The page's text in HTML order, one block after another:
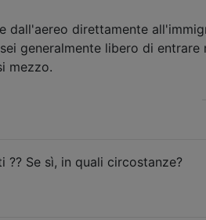
dall'aereo direttamente
generalmente libero di entrare
mezzo.
Se sì, in quali circostanze?